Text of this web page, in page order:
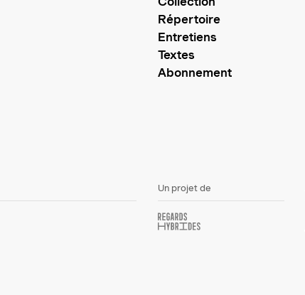
Répertoire
Entretiens
Textes
Abonnement
Un projet de